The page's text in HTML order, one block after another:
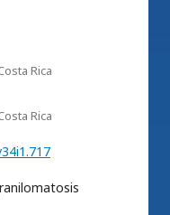
Rica
Rica